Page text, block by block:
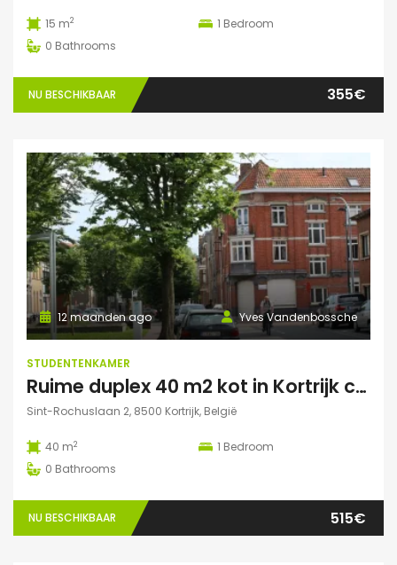
15 m2 1 Bedroom
0 Bathrooms
NU BESCHIKBAAR 355€
Yves Vandenbossche
12 maanden ago
STUDENTENKAMER
Ruime duplex 40 m2 kot in Kortrijk centraal gelegen.
Sint-Rochuslaan 2, 8500 Kortrijk, België
40 m2 1 Bedroom
0 Bathrooms
NU BESCHIKBAAR 515€